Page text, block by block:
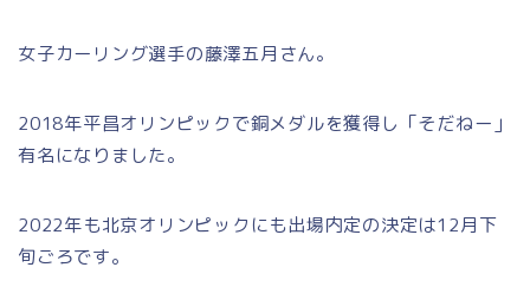
女子カーリング選手の藤澤五月さん。
2018年平昌オリンピックで銅メダルを獲得し「そだねー」
有名になりました。
2022年も北京オリンピックにも出場内定の決定は12月下
旬ごろです。